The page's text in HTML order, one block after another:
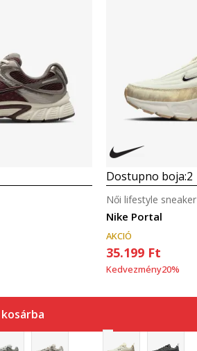
kosárba
Dostupno boja:2
Nike Portal
Női lifestyle sneaker
AKCIÓ
35.199 Ft
Kedvezmény20%